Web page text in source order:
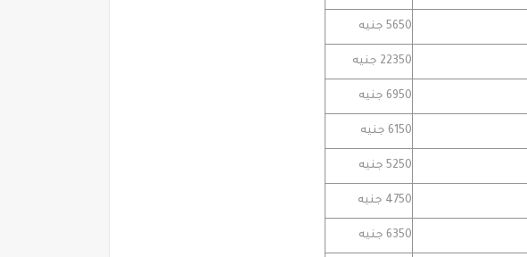
5650 جنيه
22350 جنيه
6950 جنيه
6150 جنيه
5250 جنيه
4750 جنيه
6350 جنيه